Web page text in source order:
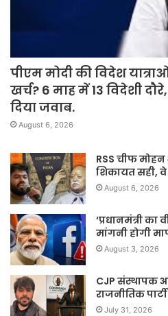
पीएम मोदी की विदेश
खर्च? 6 माह में 13 विदेशी
दिया जवाब.
August 6, 2026
RSS चीफ
शिकायत सही, वे
August 6, 2026
‘प्रधानमंत्री
मांगनी होगी
August 3, 2026
CJP संस्थापक
राजनीतिक
July 31, 2026